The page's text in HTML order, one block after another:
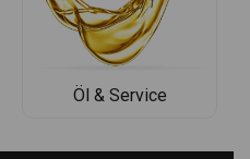
Öl & Service